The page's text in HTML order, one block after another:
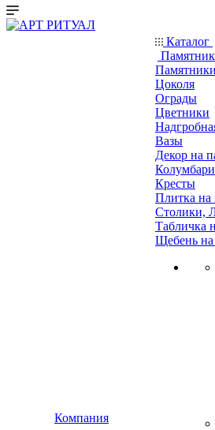
Компания
Каталог
Цоколя
Ограды
Цветники
Вазы
Декор на
Кресты
Плитка на
Столики,
Табличка
Щебень